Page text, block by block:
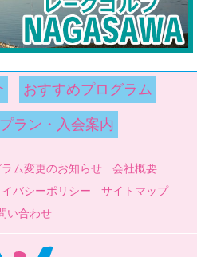
おすすめプログラム
プラン・入会案内
ム変更のお知らせ
会社概要
バシーポリシー
サイトマップ
い合わせ